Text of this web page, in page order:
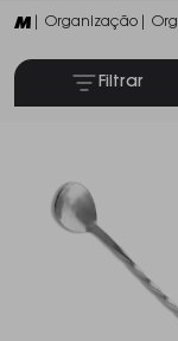
| Organização |
Filtrar